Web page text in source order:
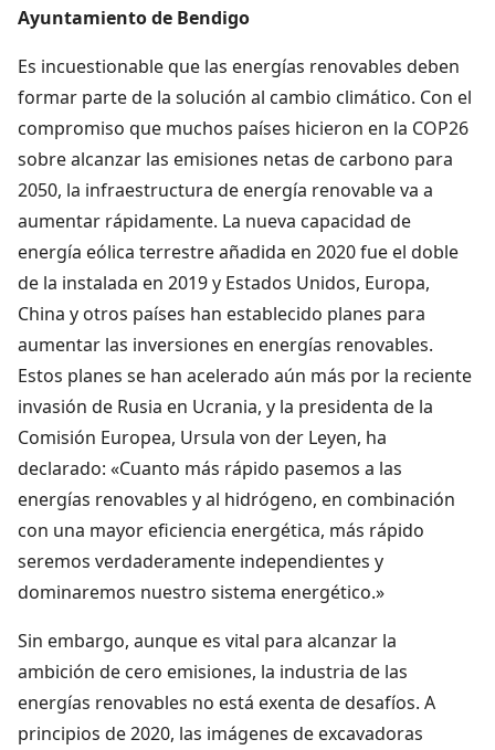
Ayuntamiento de Bendigo
Es incuestionable que las energías renovables deben
formar parte de la solución al cambio climático. Con el
compromiso que muchos países hicieron en la COP26
sobre alcanzar las emisiones netas de carbono para
2050, la infraestructura de energía renovable va a
aumentar rápidamente. La nueva capacidad de
energía eólica terrestre añadida en 2020 fue el doble
de la instalada en 2019 y Estados Unidos, Europa,
China y otros países han establecido planes para
aumentar las inversiones en energías renovables.
Estos planes se han acelerado aún más por la reciente
invasión de Rusia en Ucrania, y la presidenta de la
Comisión Europea, Ursula von der Leyen, ha
declarado: «Cuanto más rápido pasemos a las
energías renovables y al hidrógeno, en combinación
con una mayor eficiencia energética, más rápido
seremos verdaderamente independientes y
dominaremos nuestro sistema energético.»
Sin embargo, aunque es vital para alcanzar la
ambición de cero emisiones, la industria de las
energías renovables no está exenta de desafíos. A
principios de 2020, las imágenes de excavadoras